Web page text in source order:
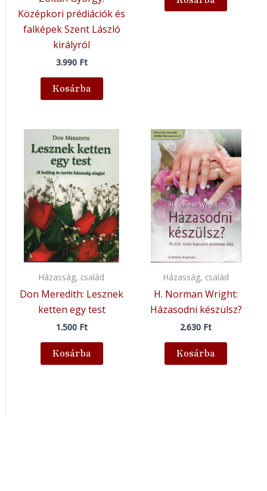
Középkori prédiációk és
falképek Szent László
királyról
3.990 Ft
Kosárba
Házasság, család
Don Meredith: Lesznek
ketten egy test
1.500 Ft
Kosárba
Házasság, család
H. Norman Wright:
Házasodni készülsz?
2.630 Ft
Kosárba